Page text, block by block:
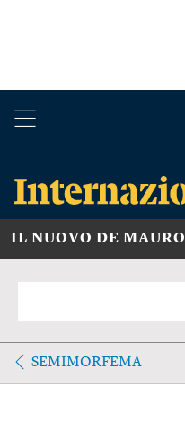
IL NUOVO DE MAURO
SEMIMORFEMA